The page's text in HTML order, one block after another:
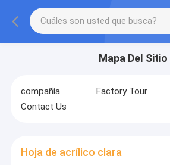
Mapa Del Sitio
compañía Factory Tour
Contact Us
Hoja de acrílico clara